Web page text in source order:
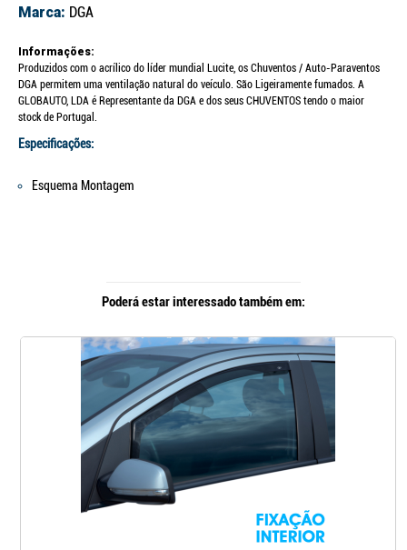
Marca: DGA
Informações:
Produzidos com o acrílico do líder mundial Lucite, os Chuventos / Auto-Paraventos
DGA permitem uma ventilação natural do veículo. São Ligeiramente fumados. A
GLOBAUTO, LDA é Representante da DGA e dos seus CHUVENTOS tendo o maior
stock de Portugal.
Especificações:
Esquema Montagem
Poderá estar interessado também em: